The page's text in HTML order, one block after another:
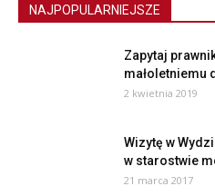
NAJPOPULARNIEJSZE
Zapytaj
małoletniemu
2 kwietnia 2019
Wizytę w
w starostwie
21 marca 2017